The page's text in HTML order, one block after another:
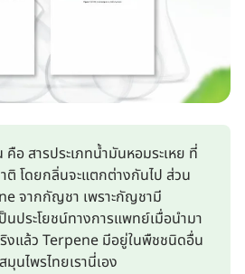
อ สารประเภทน้ำมันหอมระเหย ที่
ติ โดยกลิ่นจะแตกต่างกันไป ส่วน
จากกัญชา เพราะกัญชามี
ประโยชน์ทางการแพทย์เมื่อนำมา
งแล้ว Terpene มีอยู่ในพืชชนิดอื่น
นไพรไทยเรานี่เอง